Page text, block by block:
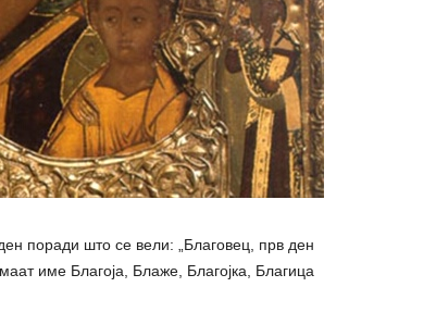
поради што се вели: „Благовец, прв ден
име Благоја, Блаже, Благојка, Благица